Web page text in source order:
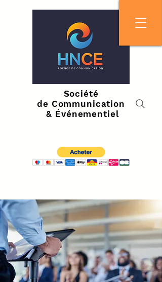
Société
de Communication
& Événementiel